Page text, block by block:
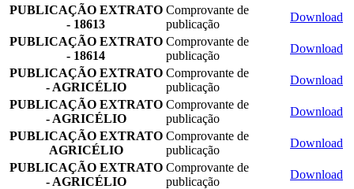
PUBLICAÇÃO EXTRATO
- 18613
Comprovante de
publicação
Download
PUBLICAÇÃO EXTRATO
- 18614
Comprovante de
publicação
Download
PUBLICAÇÃO EXTRATO
- AGRICÉLIO
Comprovante de
publicação
Download
PUBLICAÇÃO EXTRATO
- AGRICÉLIO
Comprovante de
publicação
Download
PUBLICAÇÃO EXTRATO
AGRICÉLIO
Comprovante de
publicação
Download
PUBLICAÇÃO EXTRATO
- AGRICÉLIO
Comprovante de
publicação
Download